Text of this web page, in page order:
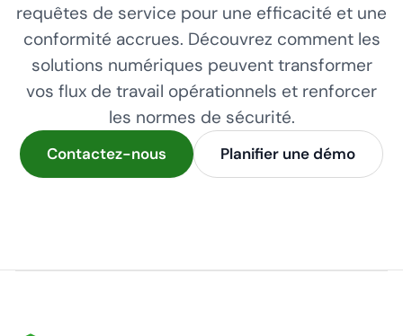
requêtes de service pour une efficacité et une
conformité accrues. Découvrez comment les
solutions numériques peuvent transformer
vos flux de travail opérationnels et renforcer
les normes de sécurité.
Contactez-nous Planifier une démo